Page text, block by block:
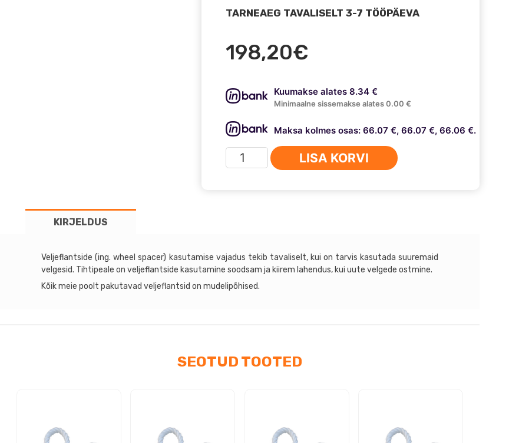
198,20€
Kuumakse alates 8.34 €
Minimaalne sissemakse alates 0.00 €
Maksa kolmes osas: 66.07 €, 66.07 €, 66.06 €.
Veljeflantsid
5x127x71,6x25/14x1,5C
LISA KORVI
TARNEAEG TAVALISELT 3-7 TÖÖPÄEVA
KIRJELDUS
Veljeflantside (ing. wheel spacer) kasutamise vajadus tekib tavaliselt, kui on tarvis kasutada suuremaid
velgesid. Tihtipeale on veljeflantside kasutamine soodsam ja kiirem lahendus, kui uute velgede ostmine.
Kõik meie poolt pakutavad veljeflantsid on mudelipõhised.
SEOTUD TOOTED